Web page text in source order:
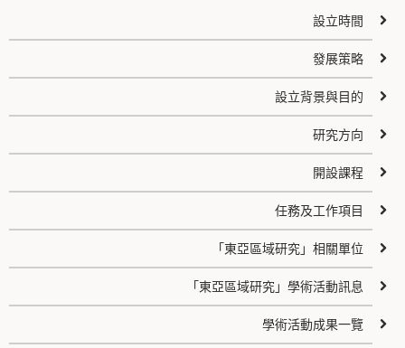
設立時間
發展策略
設立背景與目的
研究方向
開設課程
任務及工作項目
「東亞區域研究」相關單位
「東亞區域研究」學術活動訊息
學術活動成果一覽